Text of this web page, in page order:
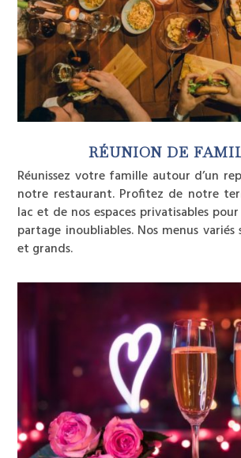
RÉUNION DE
Réunissez votre famille autour d’un
notre restaurant. Profitez de notre
lac et de nos espaces privatisables
partage inoubliables. Nos menus
et grands.